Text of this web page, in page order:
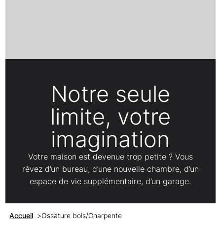
Notre seule
limite, votre
imagination
Votre maison est devenue trop petite ? Vous
rêvez d’un bureau, d’une nouvelle chambre, d’un
espace de vie supplémentaire, d’un garage.
Accueil >Ossature bois/Charpente